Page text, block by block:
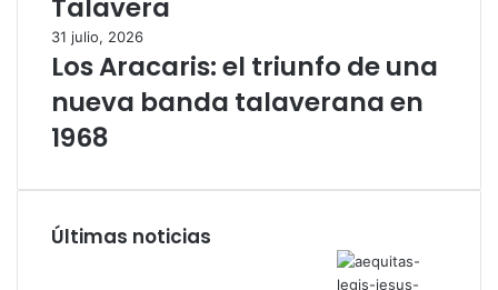
Talavera
31 julio, 2026
Los Aracaris: el triunfo de una
nueva banda talaverana en
1968
Últimas noticias